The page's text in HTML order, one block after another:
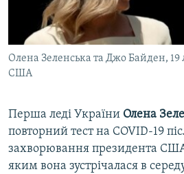
УКРАЇНСЬКА ПРОБЛЕМА КРИМУ
ІНФОГРАФІКА
ДОЛУЧАЙСЯ!
Олена Зеленська та Джо Байден,
США
Перша леді України Олена
повторний тест на COVID-19
захворювання президента
яким вона зустрічалася в